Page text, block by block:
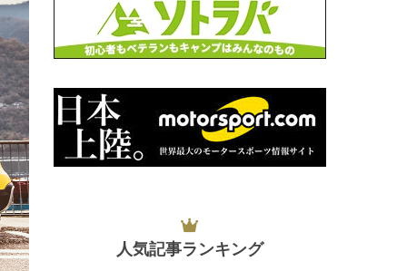
人気記事ランキング